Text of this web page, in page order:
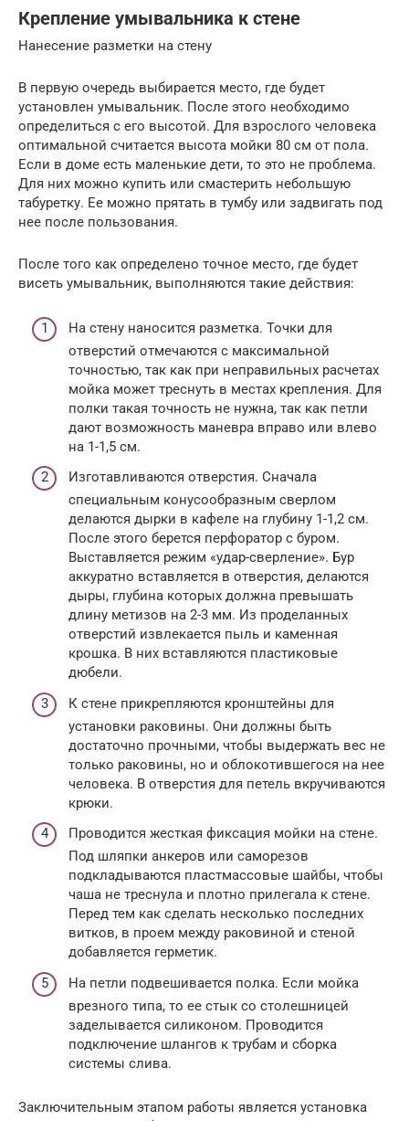
Крепление умывальника к стене
Нанесение разметки на стену
В первую очередь выбирается место, где будет
установлен умывальник. После этого необходимо
определиться с его высотой. Для взрослого человека
оптимальной считается высота мойки 80 см от пола.
Если в доме есть маленькие дети, то это не проблема.
Для них можно купить или смастерить небольшую
табуретку. Ее можно прятать в тумбу или задвигать под
нее после пользования.
После того как определено точное место, где будет
висеть умывальник, выполняются такие действия:
На стену наносится разметка. Точки для
отверстий отмечаются с максимальной
точностью, так как при неправильных расчетах
мойка может треснуть в местах крепления. Для
полки такая точность не нужна, так как петли
дают возможность маневра вправо или влево
на 1-1,5 см.
Изготавливаются отверстия. Сначала
специальным конусообразным сверлом
делаются дырки в кафеле на глубину 1-1,2 см.
После этого берется перфоратор с буром.
Выставляется режим «удар-сверление». Бур
аккуратно вставляется в отверстия, делаются
дыры, глубина которых должна превышать
длину метизов на 2-3 мм. Из проделанных
отверстий извлекается пыль и каменная
крошка. В них вставляются пластиковые
дюбели.
К стене прикрепляются кронштейны для
установки раковины. Они должны быть
достаточно прочными, чтобы выдержать вес не
только раковины, но и облокотившегося на нее
человека. В отверстия для петель вкручиваются
крюки.
Проводится жесткая фиксация мойки на стене.
Под шляпки анкеров или саморезов
подкладываются пластмассовые шайбы, чтобы
чаша не треснула и плотно прилегала к стене.
Перед тем как сделать несколько последних
витков, в проем между раковиной и стеной
добавляется герметик.
На петли подвешивается полка. Если мойка
врезного типа, то ее стык со столешницей
заделывается силиконом. Проводится
подключение шлангов к трубам и сборка
системы слива.
Заключительным этапом работы является установка